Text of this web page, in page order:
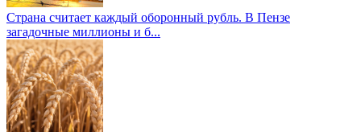
Страна считает каждый оборонный рубль. В Пензе
загадочные миллионы и б...